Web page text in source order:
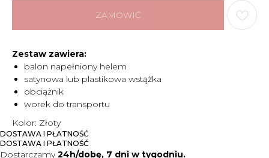
ZAMÓWIĆ
Zestaw zawiera:
balon napełniony helem
satynowa lub plastikowa wstążka
obciążnik
worek do transportu
Kolor: Złoty
DOSTAWA I PŁATNOŚĆ
DOSTAWA I PŁATNOŚĆ
Dostarczamy24h/dobę, 7 dni w tygodniu.